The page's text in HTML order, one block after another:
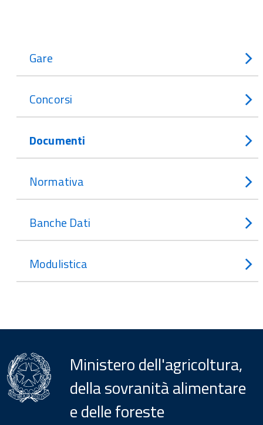
Gare
Concorsi
Documenti
Normativa
Banche Dati
Modulistica
Ministero dell'agricoltura,
della sovranità alimentare
e delle foreste